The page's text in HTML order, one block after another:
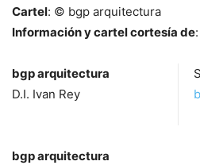
Cartel: © bgp arquitectura
Información y cartel cortesía de:
bgp arquitectura
D.I. Ivan Rey
bgp arquitectura